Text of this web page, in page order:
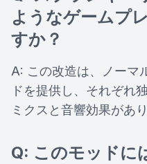
ようなゲームプ
すか？
A: この改造は、ノーマ
ドを提供し、それぞれ
ミクスと音響効果があり
Q: このモッドに